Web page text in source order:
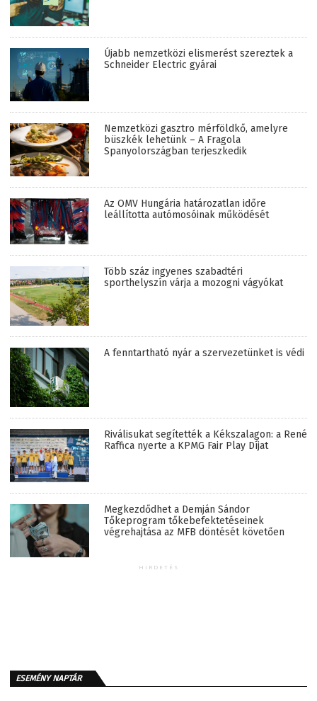
Újabb nemzetközi elismerést szereztek a
Schneider Electric gyárai
Nemzetközi gasztro mérföldkő, amelyre
büszkék lehetünk – A Fragola
Spanyolországban terjeszkedik
Az OMV Hungária határozatlan időre
leállította autómosóinak működését
Több száz ingyenes szabadtéri
sporthelyszín várja a mozogni vágyókat
A fenntartható nyár a szervezetünket is védi
Riválisukat segítették a Kékszalagon: a René
Raffica nyerte a KPMG Fair Play Díjat
Megkezdődhet a Demján Sándor
Tőkeprogram tőkebefektetéseinek
végrehajtása az MFB döntését követően
HIRDETÉS
ESEMÉNY NAPTÁR